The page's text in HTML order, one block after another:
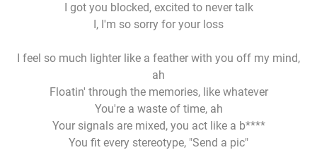
I got you blocked, excited to never talk
I, I'm so sorry for your loss
I feel so much lighter like a feather with you off my mind,
ah
Floatin' through the memories, like whatever
You're a waste of time, ah
Your signals are mixed, you act like a b****
You fit every stereotype, "Send a pic"